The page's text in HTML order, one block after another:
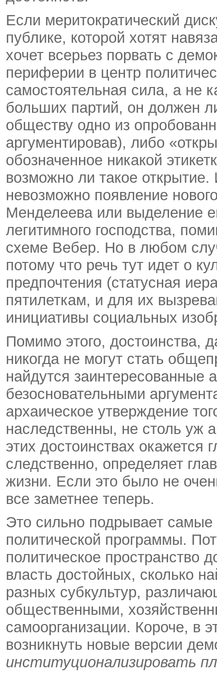
Если меритократический
публике, которой хотят
хочет всерьез порвать с
периферии в центр
самостоятельная сила, а не
больших партий, он должен
обществу одно из
аргументировав), либо
обозначенное никакой
возможно ли такое открытие.
невозможно появление
Менделеева или выделение
легитимного господства,
схеме Вебер. Но в любом
потому что речь тут идет о
предпочтения (статусная
пятилеткам, и для их
инициативы социальных
Помимо этого, достоинства,
никогда не могут стать
найдутся
безосновательными
архаическое утверждение
наследственны, не столь уж
этих достоинствах
следственно, определяет
жизни. Если это было не
все заметнее теперь.
Это сильно подрывает самые
политической программы.
политическое пространство
власть достойных, сколько
разных субкультур,
общественными,
самоорганизации. Короче, в
возникнуть новые версии
институционализировать